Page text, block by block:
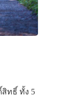
สิทธิ์ ทั้ง 5